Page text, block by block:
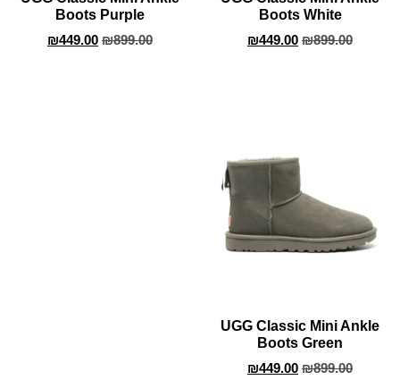
Boots White
₪899.00
₪449.00
Boots Purple
₪899.00
₪449.00
UGG Classic Mini Ankle
Boots Green
₪899.00
₪449.00